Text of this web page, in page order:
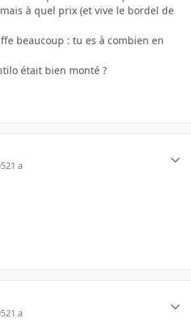
à quel prix (et vive le bordel de
beaucoup : tu es à combien en
était bien monté ?
21 a
21 a